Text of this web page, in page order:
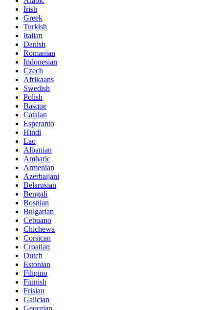
Irish
Greek
Turkish
Italian
Danish
Romanian
Indonesian
Czech
Afrikaans
Swedish
Polish
Basque
Catalan
Esperanto
Hindi
Lao
Albanian
Amharic
Armenian
Azerbaijani
Belarusian
Bengali
Bosnian
Bulgarian
Cebuano
Chichewa
Corsican
Croatian
Dutch
Estonian
Filipino
Finnish
Frisian
Galician
Georgian